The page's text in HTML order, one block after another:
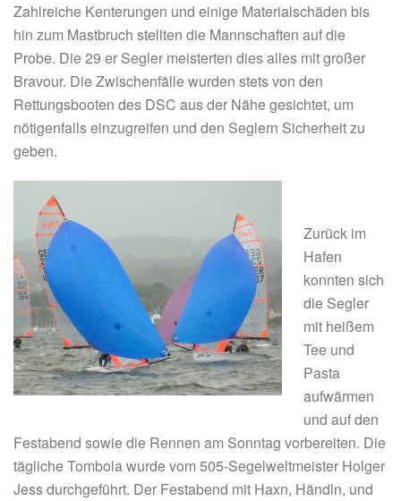
Zahlreiche Kenterungen und einige Materialschäden bis
hin zum Mastbruch stellten die Mannschaften auf die
Probe. Die 29 er Segler meisterten dies alles mit großer
Bravour. Die Zwischenfälle wurden stets von den
Rettungsbooten des DSC aus der Nähe gesichtet, um
nötigenfalls einzugreifen und den Seglern Sicherheit zu
geben.
Zurück im
Hafen
konnten sich
die Segler
mit heißem
Tee und
Pasta
aufwärmen
und auf den
Festabend sowie die Rennen am Sonntag vorbereiten. Die
tägliche Tombola wurde vom 505-Segelweltmeister Holger
Jess durchgeführt. Der Festabend mit Haxn, Händln, und